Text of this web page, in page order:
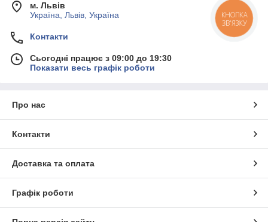
м. Львів
Україна, Львів, Україна
Контакти
Сьогодні працює з 09:00 до 19:30
Показати весь графік роботи
Про нас
Контакти
Доставка та оплата
Графік роботи
КНОПКА
ЗВ'ЯЗКУ